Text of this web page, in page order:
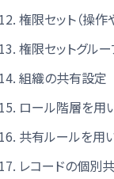
権限セット（操
権限セットグル
組織の共有設定
ロール階層を用
共有ルールを用
レコードの個別